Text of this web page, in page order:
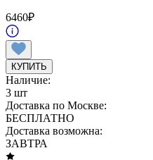
6460₽
КУПИТЬ
Наличие:
3 шт
Доставка по Москве:
БЕСПЛАТНО
Доставка возможна:
ЗАВТРА